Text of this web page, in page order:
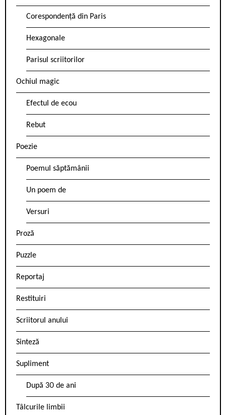
Corespondență din Paris
Hexagonale
Parisul scriitorilor
Ochiul magic
Efectul de ecou
Rebut
Poezie
Poemul săptămânii
Un poem de
Versuri
Proză
Puzzle
Reportaj
Restituiri
Scriitorul anului
Sinteză
Supliment
După 30 de ani
Tâlcurile limbii